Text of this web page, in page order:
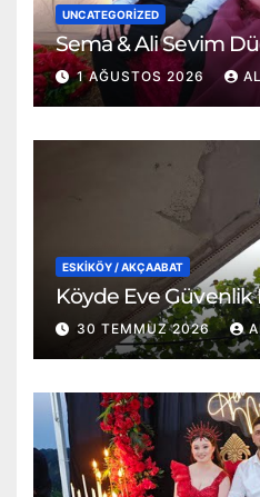
UNCATEGORIZED
Sema & Ali Sevim
1 AĞUSTOS 2026
ESKİKÖY / AKÇAABAT
Köyde Eve Güvenlik
30 TEMMUZ 2026